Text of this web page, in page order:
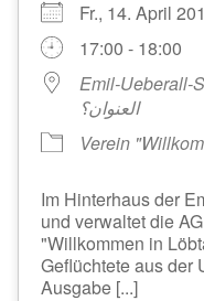
Fr., 14. April
17:00 - 18:00
Emil-Ueberall-
العنوان؟
Verein
Im Hinterhaus der
und verwaltet die
"Willkommen in
Geflüchtete aus der
Ausgabe [...]